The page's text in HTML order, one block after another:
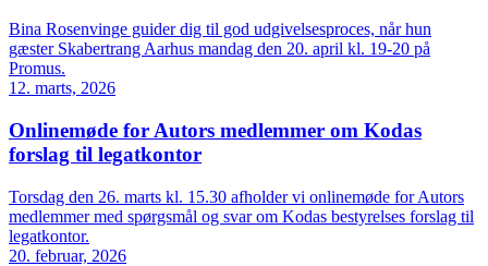
Bina Rosenvinge guider dig til god udgivelsesproces, når hun
gæster Skabertrang Aarhus mandag den 20. april kl. 19-20 på
Promus.
12. marts, 2026
Onlinemøde for Autors medlemmer om Kodas
forslag til legatkontor
Torsdag den 26. marts kl. 15.30 afholder vi onlinemøde for Autors
medlemmer med spørgsmål og svar om Kodas bestyrelses forslag til
legatkontor.
20. februar, 2026